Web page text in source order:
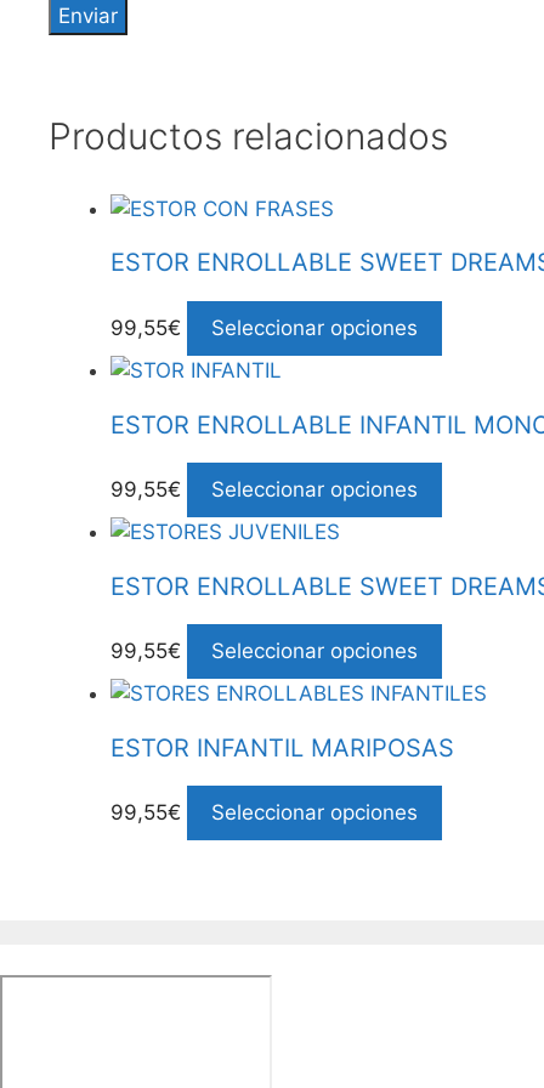
Productos relacionados
ESTOR ENROLLABLE SWEET
99,55€ Seleccionar opciones
ESTOR ENROLLABLE INFANTIL
99,55€ Seleccionar opciones
ESTOR ENROLLABLE SWEET
99,55€ Seleccionar opciones
ESTOR INFANTIL MARIPOSAS
99,55€ Seleccionar opciones